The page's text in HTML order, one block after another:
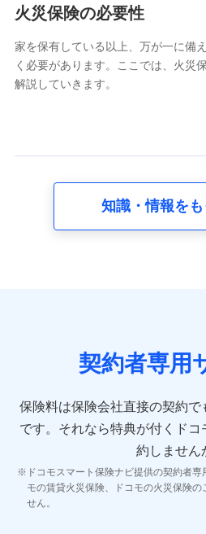
電話対応の品質向上およびお問合
6.採用応募者の個人情報
採用選考および入社手続を実施す
8.取引先個人情報
取引先としての選定業務、営業情
10.受託業務の 個人情報
11.マイカー通勤管理クラウド
ビスに関してのお問い合わせ情
各種お問い合わせに対応するため
当社のサービスに関する情報提供
をお送りするため
火災保険の必要性
家を保有している以上、万が一に備
く必要があります。ここでは、火災
解説していきます。
知識・情報を
契約者専用
保険料は保険会社直接の契約で
です。 それなら特典が付くド
約しません
ドコモスマート保険ナビ提供の契約者
モの賃貸火災保険、ドコモの火災保険
せん。